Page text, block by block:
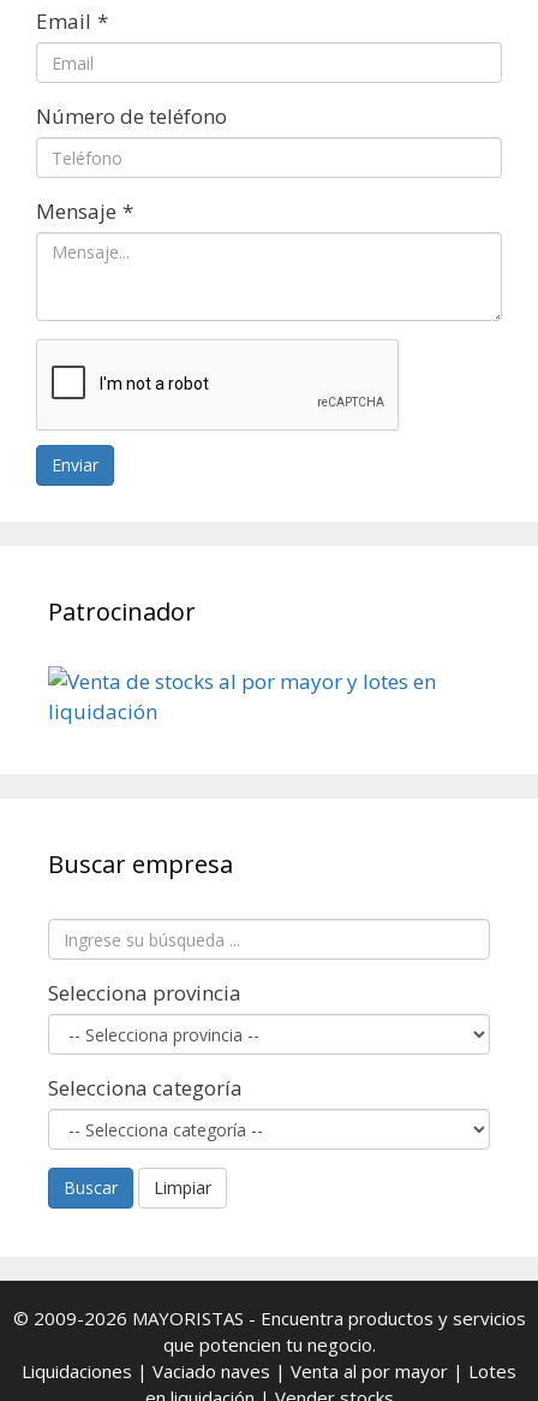
Email *
Número de teléfono
Mensaje *
Enviar
Patrocinador
Buscar empresa
Selecciona provincia
Selecciona categoría
Buscar Limpiar
© 2009-2026 MAYORISTAS - Encuentra productos y servicios
que potencien tu negocio.
Liquidaciones | Vaciado naves | Venta al por mayor | Lotes